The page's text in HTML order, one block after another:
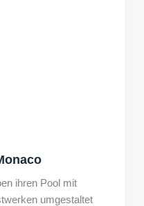
ihren Pool mit
umgestaltet